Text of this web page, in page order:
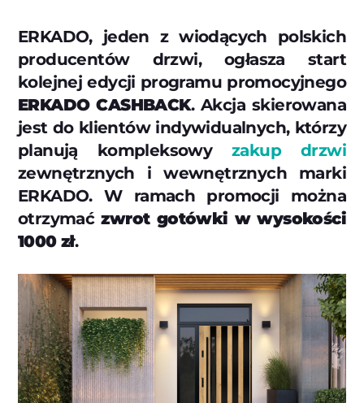
ERKADO, jeden z wiodących polskich
producentów drzwi, ogłasza start
kolejnej edycji programu promocyjnego
ERKADO CASHBACK. Akcja skierowana
jest do klientów indywidualnych, którzy
planują kompleksowyzakup drzwi
zewnętrznych i wewnętrznych marki
ERKADO. W ramach promocji można
otrzymaćzwrot gotówki w wysokości
1000 zł.